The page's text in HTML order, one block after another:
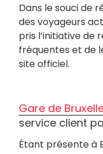
Dans le souci de
des voyageurs
pris l’initiative de
fréquentes et de
site officiel.
Gare de
service client
Étant présente à